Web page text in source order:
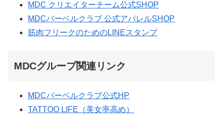
MDC クリエイターチーム公式SHOP
MDCバーベルクラブ 公式アパレルSHOP
筋肉フリークのためのLINEスタンプ
MDCグループ関連リンク
MDCバーベルクラブ公式HP
TATTOO LIFE（美女率高め）